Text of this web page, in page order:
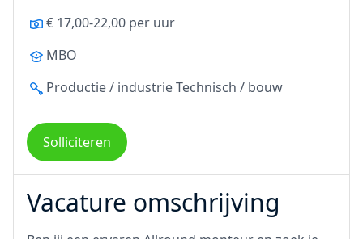
€ 17,00-22,00 per uur
MBO
Productie / industrieTechnisch / bouw
Solliciteren
Vacature omschrijving